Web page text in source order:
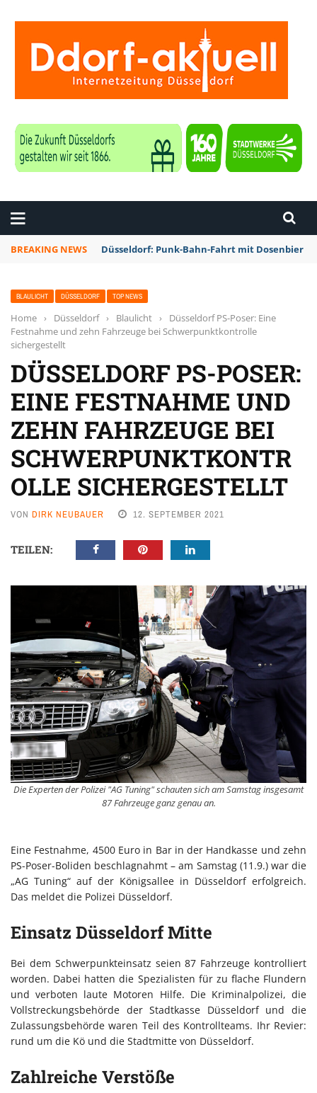
BREAKING NEWS Düsseldorf: Punk-Bahn-Fahrt mit Dosenbier
BLAULICHT DÜSSELDORF TOP NEWS
Home › Düsseldorf › Blaulicht ›
Düsseldorf PS-Poser: Eine
Festnahme und zehn Fahrzeuge bei Schwerpunktkontrolle
sichergestellt
DÜSSELDORF PS-POSER:
EINE FESTNAHME UND
ZEHN FAHRZEUGE BEI
SCHWERPUNKTKONTR
OLLE SICHERGESTELLT
VON DIRK NEUBAUER 12. SEPTEMBER 2021
TEILEN:
Die Experten der Polizei "AG Tuning" schauten sich am Samstag insgesamt
87 Fahrzeuge ganz genau an.
Eine Festnahme, 4500 Euro in Bar in der Handkasse und zehn
PS-Poser-Boliden beschlagnahmt – am Samstag (11.9.) war die
„AG Tuning“ auf der Königsallee in Düsseldorf erfolgreich.
Das meldet die Polizei Düsseldorf.
Einsatz Düsseldorf Mitte
Bei dem Schwerpunkteinsatz seien 87 Fahrzeuge kontrolliert
worden. Dabei hatten die Spezialisten für zu flache Flundern
und verboten laute Motoren Hilfe. Die Kriminalpolizei, die
Vollstreckungsbehörde der Stadtkasse Düsseldorf und die
Zulassungsbehörde waren Teil des Kontrollteams. Ihr Revier:
rund um die Kö und die Stadtmitte von Düsseldorf.
Zahlreiche Verstöße